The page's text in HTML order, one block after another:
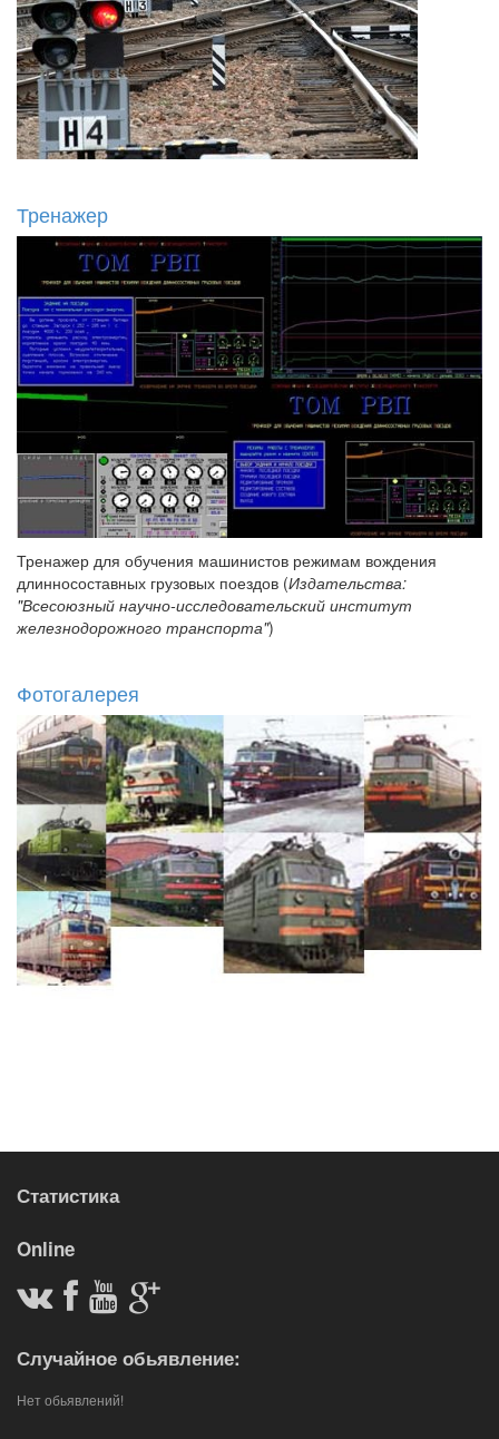
Тренажер
Тренажер для обучения машинистов режимам вождения
длинносоставных грузовых поездов (Издательства:
"Всесоюзный научно-исследовательский институт
железнодорожного транспорта")
Фотогалерея
Статистика
Online
Случайное обьявление:
Нет обьявлений!